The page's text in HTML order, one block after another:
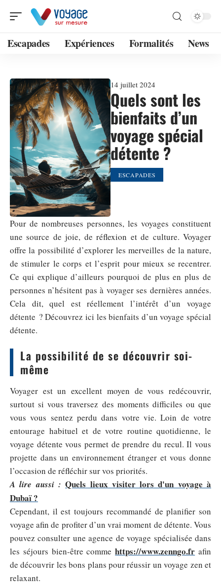
Escapades Expériences Formalités News
14 juillet 2024
Quels sont les
bienfaits d’un
voyage spécial
détente ?
ESCAPADES
Pour de nombreuses personnes, les voyages constituent
une source de joie, de réflexion et de culture. Voyager
offre la possibilité d’explorer les merveilles de la nature,
de stimuler le corps et l’esprit pour mieux se recentrer.
Ce qui explique d’ailleurs pourquoi de plus en plus de
personnes n’hésitent pas à voyager ses dernières années.
Cela dit, quel est réellement l’intérêt d’un voyage
détente ? Découvrez ici les bienfaits d’un voyage spécial
détente.
La possibilité de se découvrir soi-
même
Voyager est un excellent moyen de vous redécouvrir,
surtout si vous traversez des moments difficiles ou que
vous vous sentez perdu dans votre vie. Loin de votre
entourage habituel et de votre routine quotidienne, le
voyage détente vous permet de prendre du recul. Il vous
projette dans un environnement étranger et vous donne
l’occasion de réfléchir sur vos priorités.
A lire aussi : Quels lieux visiter lors d'un voyage à
Dubaï ?
Cependant, il est toujours recommandé de planifier son
voyage afin de profiter d’un vrai moment de détente. Vous
pouvez consulter une agence de voyage spécialisée dans
les séjours bien-être commehttps://www.zenngo.fr afin
de découvrir les bons plans pour réussir un voyage zen et
relaxant.